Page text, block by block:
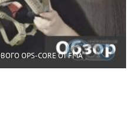
OPS-CORE ОТ FMA